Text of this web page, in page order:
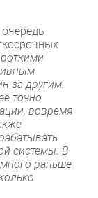
за другим.
точно
вовремя
системы. В
раньше